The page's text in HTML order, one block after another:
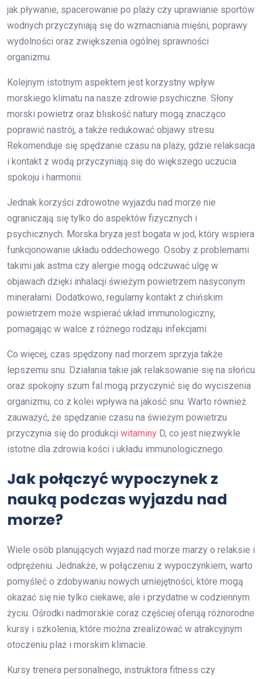
jak pływanie, spacerowanie po plaży czy uprawianie sportów
wodnych przyczyniają się do wzmacniania mięśni, poprawy
wydolności oraz zwiększenia ogólnej sprawności
organizmu.
Kolejnym istotnym aspektem jest korzystny wpływ
morskiego klimatu na nasze zdrowie psychiczne. Słony
morski powietrz oraz bliskość natury mogą znacząco
poprawić nastrój, a także redukować objawy stresu.
Rekomenduje się spędzanie czasu na plaży, gdzie relaksacja
i kontakt z wodą przyczyniają się do większego uczucia
spokoju i harmonii.
Jednak korzyści zdrowotne wyjazdu nad morze nie
ograniczają się tylko do aspektów fizycznych i
psychicznych. Morska bryza jest bogata w jod, który wspiera
funkcjonowanie układu oddechowego. Osoby z problemami
takimi jak astma czy alergie mogą odczuwać ulgę w
objawach dzięki inhalacji świeżym powietrzem nasyconym
minerałami. Dodatkowo, regularny kontakt z chińskim
powietrzem może wspierać układ immunologiczny,
pomagając w walce z różnego rodzaju infekcjami.
Co więcej, czas spędzony nad morzem sprzyja także
lepszemu snu. Działania takie jak relaksowanie się na słońcu
oraz spokojny szum fal mogą przyczynić się do wyciszenia
organizmu, co z kolei wpływa na jakość snu. Warto również
zauważyć, że spędzanie czasu na świeżym powietrzu
przyczynia się do produkcji witaminy D, co jest niezwykle
istotne dla zdrowia kości i układu immunologicznego.
Jak połączyć wypoczynek z
nauką podczas wyjazdu nad
morze?
Wiele osób planujących wyjazd nad morze marzy o relaksie i
odprężeniu. Jednakże, w połączeniu z wypoczynkiem, warto
pomyśleć o zdobywaniu nowych umiejętności, które mogą
okazać się nie tylko ciekawe, ale i przydatne w codziennym
życiu. Ośrodki nadmorskie coraz częściej oferują różnorodne
kursy i szkolenia, które można zrealizować w atrakcyjnym
otoczeniu plaż i morskim klimacie.
Kursy trenera personalnego, instruktora fitness czy